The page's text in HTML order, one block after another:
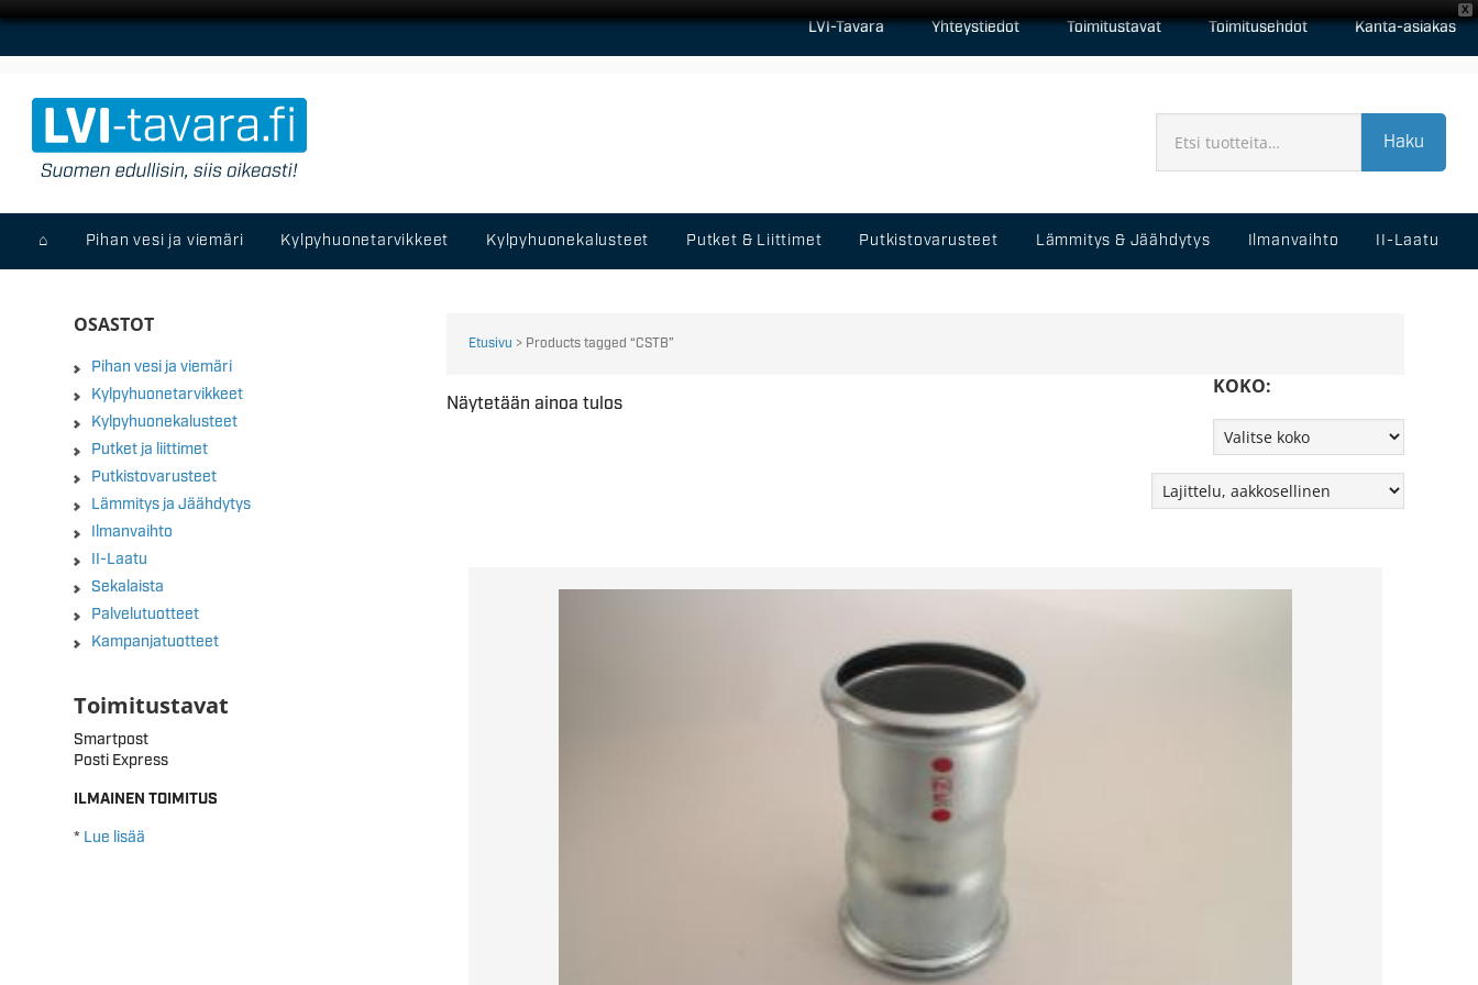
X
LVI-Tavara Yhteystiedot Toimitustavat Toimitusehdot Kanta-asiakas
Haku
⌂ Pihan vesi ja viemäri Kylpyhuonetarvikkeet Kylpyhuonekalusteet Putket & Liittimet Putkistovarusteet Lämmitys & Jäähdytys Ilmanvaihto II-Laatu
Etusivu > Products tagged “CSTB”
KOKO:
Näytetään ainoa tulos
OSASTOT
Pihan vesi ja viemäri
Kylpyhuonetarvikkeet
Kylpyhuonekalusteet
Putket ja liittimet
Putkistovarusteet
Lämmitys ja Jäähdytys
Ilmanvaihto
II-Laatu
Sekalaista
Palvelutuotteet
Kampanjatuotteet
Toimitustavat
Smartpost
Posti Express
ILMAINEN TOIMITUS
* Lue lisää